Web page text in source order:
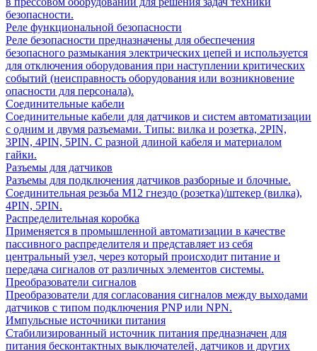
безопасности.
Реле функциональной безопасности
Реле безопасности предназначены для обеспечения
безопасного размыкания электрических цепей и используется
для отключения оборудования при наступлении критических
событий (неисправность оборудования или возникновение
опасности для персонала).
Соединительные кабели
Соединительные кабели для датчиков и систем автоматизации
с одним и двумя разъемами. Типы: вилка и розетка, 2PIN,
3PIN, 4PIN, 5PIN. С разной длиной кабеля и материалом
гайки.
Разъемы для датчиков
Разъемы для подключения датчиков разборные и блочные.
Соединительная резьба М12 гнездо (розетка)/штекер (вилка),
4PIN, 5PIN.
Распределительная коробка
Применяется в промышленной автоматизации в качестве
пассивного распределителя и представляет из себя
центральный узел, через который происходит питание и
передача сигналов от различных элементов системы.
Преобразователи сигналов
Преобразователи для согласования сигналов между выходами
датчиков с типом подключения PNP или NPN.
Импульсные источники питания
Стабилизированный источник питания предназначен для
питания бесконтактных выключателей, датчиков и других